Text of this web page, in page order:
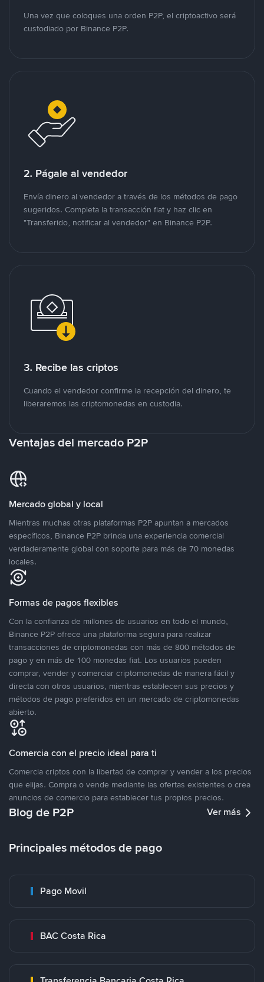
Una vez que coloques una orden P2P, el criptoactivo será
custodiado por Binance P2P.
2. Págale al vendedor
Envía dinero al vendedor a través de los métodos de pago
sugeridos. Completa la transacción fiat y haz clic en
"Transferido, notificar al vendedor" en Binance P2P.
3. Recibe las criptos
Cuando el vendedor confirme la recepción del dinero, te
liberaremos las criptomonedas en custodia.
Ventajas del mercado P2P
Mercado global y local
Mientras muchas otras plataformas P2P apuntan a mercados
específicos, Binance P2P brinda una experiencia comercial
verdaderamente global con soporte para más de 70 monedas
locales.
Formas de pagos flexibles
Con la confianza de millones de usuarios en todo el mundo,
Binance P2P ofrece una plataforma segura para realizar
transacciones de criptomonedas con más de 800 métodos de
pago y en más de 100 monedas fiat. Los usuarios pueden
comprar, vender y comerciar criptomonedas de manera fácil y
directa con otros usuarios, mientras establecen sus precios y
métodos de pago preferidos en un mercado de criptomonedas
abierto.
Comercia con el precio ideal para ti
Comercia criptos con la libertad de comprar y vender a los precios
que elijas. Compra o vende mediante las ofertas existentes o crea
anuncios de comercio para establecer tus propios precios.
Blog de P2P Ver más
Principales métodos de pago
Pago Movil
BAC Costa Rica